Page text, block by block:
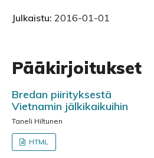
Julkaistu: 2016-01-01
Pääkirjoitukset
Bredan piirityksestä
Vietnamin jälkikaikuihin
Taneli Hiltunen
HTML